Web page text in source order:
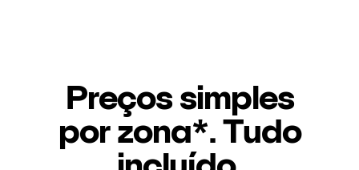
Preços simples
por zona*. Tudo